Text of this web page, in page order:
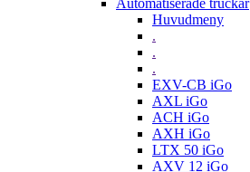
Automatiserade truckar
Huvudmeny
.
.
.
EXV-CB iGo
AXL iGo
ACH iGo
AXH iGo
LTX 50 iGo
AXV 12 iGo